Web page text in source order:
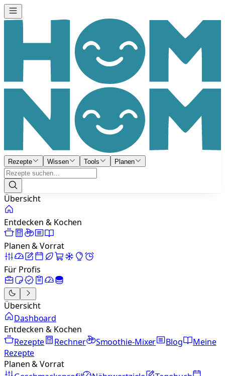
Rezepte Wissen Tools Planen
Übersicht
Entdecken & Kochen
Planen & Vorrat
Für Profis
Übersicht
Dashboard
Entdecken & Kochen
Rezepte
Rechner Smoothie-Mixer Blog
Meine
Rezepte
Planen & Vorrat